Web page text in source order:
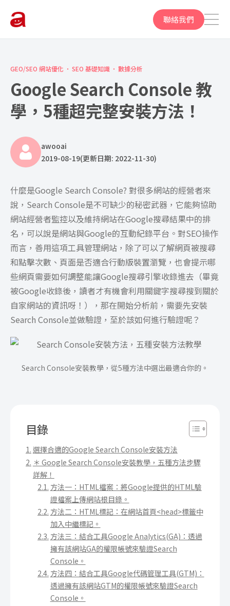
聯絡我們
GEO/SEO 網站優化 SEO 基礎知識 數據分析
Google Search Console 教
學，5種超完整安裝方法！
awooai
2019-08-19(更新日期: 2022-11-30)
什麼是Google Search Console? 對很多網站的經營者來
說，Search Console是不可缺少的秘密武器，它能夠協助
網站經營者監控以及維持網站在Google搜尋結果中的排
名，可以說是網站與Google的互動紀錄平台。對SEO操作
而言，善用這項工具管理網站，除了可以了解網頁被搜尋
和點擊次數、頁面是否適合行動版裝置瀏覽，也會提示哪
些網頁需要如何調整能讓Google搜尋引擎收錄進去（畢竟
被Google收錄後，讀者才有機會利用關鍵字搜尋搜到關於
自家網站的資訊呀！），那在開始分析前，需要先安裝
Search Console並做驗證，至於該如何進行驗證呢？
Search Console安裝教學，從5種方法中選出最適合你的。
目錄
選擇合適的Google Search Console安裝方法
＊ Google Search Console安裝教學，五種方法步驟
詳解！
方法一：HTML檔案：將Google提供的HTML驗
證檔案上傳網站根目錄。
方法二：HTML標記：在網站首頁<head>標籤中
加入中繼標記。
方法三：結合工具Google Analytics(GA)：透過
擁有該網站GA的權限帳號來驗證Search
Console。
方法四：結合工具Google代碼管理工具(GTM)：
透過擁有該網站GTM的權限帳號來驗證Search
Console。